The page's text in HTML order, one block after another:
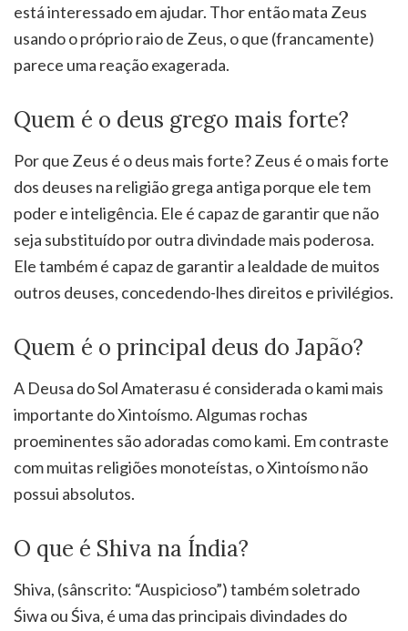
está interessado em ajudar. Thor então mata Zeus
usando o próprio raio de Zeus, o que (francamente)
parece uma reação exagerada.
Quem é o deus grego mais forte?
Por que Zeus é o deus mais forte? Zeus é o mais forte
dos deuses na religião grega antiga porque ele tem
poder e inteligência. Ele é capaz de garantir que não
seja substituído por outra divindade mais poderosa.
Ele também é capaz de garantir a lealdade de muitos
outros deuses, concedendo-lhes direitos e privilégios.
Quem é o principal deus do Japão?
A Deusa do Sol Amaterasu é considerada o kami mais
importante do Xintoísmo. Algumas rochas
proeminentes são adoradas como kami. Em contraste
com muitas religiões monoteístas, o Xintoísmo não
possui absolutos.
O que é Shiva na Índia?
Shiva, (sânscrito: “Auspicioso”) também soletrado
Śiwa ou Śiva, é uma das principais divindades do